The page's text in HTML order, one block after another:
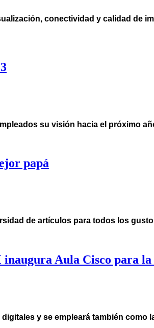
conectividad y calidad de
su visión hacia el próximo
papá
de artículos para todos los
Aula Cisco para
y se empleará también como